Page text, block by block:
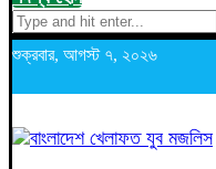
শুক্রবার, আগস্ট ৭, ২০২৬